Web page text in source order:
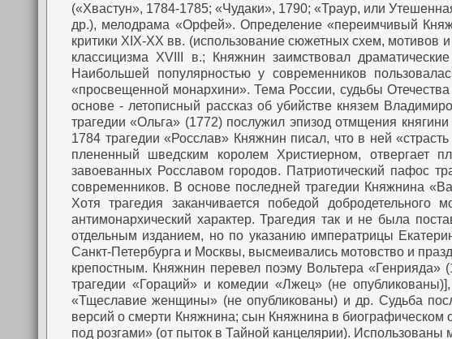
(«Хвастун», 1784-1785; «Чудаки», 1790; «Траур, или
др.), мелодрама «Орфей». Определение «переимчивый
критики XIX-XX вв. (использование сюжетных схем, мотивов
классицизма XVIII в.; Княжнин заимствовал
Наибольшей популярностью у современников
«просвещенной монархини». Тема России, судьбы
основе - летописный рассказ об убийстве князем
трагедии «Ольга» (1772) послужил эпизод отмщения
1784 трагедии «Росслав» Княжнин писал, что в ней
плененный шведским королем Христиерном, отвергает
завоеванных Росславом городов. Патриотический пафос
современников. В основе последней трагедии Княжнина
Хотя трагедия заканчивается победой
антимонархический характер. Трагедия так и не была
отдельным изданием, но по указанию императрицы
Санкт-Петербурга и Москвы, высмеивались мотовство и
крепостным. Княжнин перевел поэму Вольтера
трагедии «Гораций» и комедии «Лжец» (не
«Тщеславие женщины» (не опубликованы) и др. Судьба
версий о смерти Княжнина; сын Княжнина в биографическом
под розгами» (от пыток в Тайной канцелярии). Использованы